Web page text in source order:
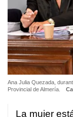
Ana Julia Quezada,
Provincial de Almería.
La mujer